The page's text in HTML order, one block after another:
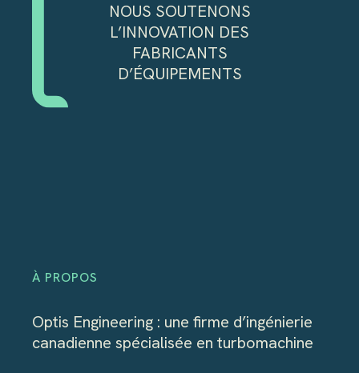
NOUS SOUTENONS
L’INNOVATION DES
FABRICANTS
D’ÉQUIPEMENTS
À PROPOS
Optis Engineering : une firme d’ingénierie
canadienne spécialisée en turbomachine